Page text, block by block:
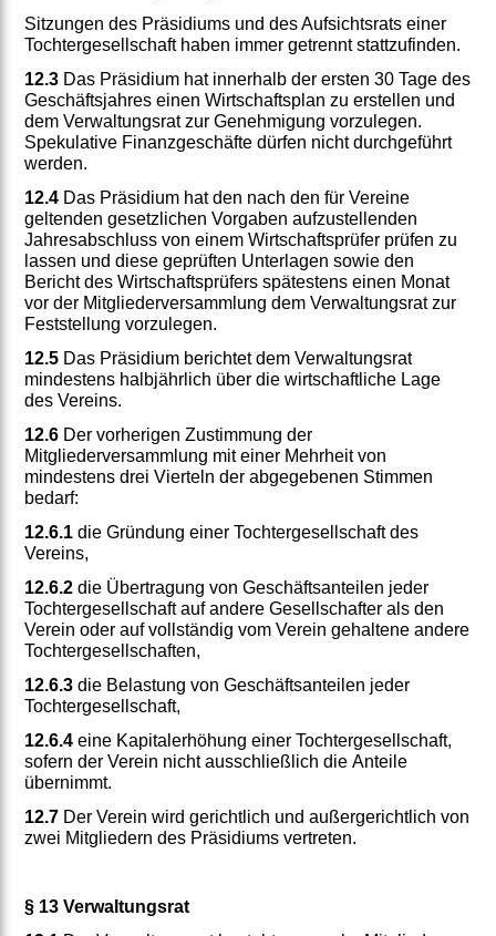
Sitzungen des Präsidiums und des Aufsichtsrats einer
Tochtergesellschaft haben immer getrennt stattzufinden.
12.3 Das Präsidium hat innerhalb der ersten 30 Tage des
Geschäftsjahres einen Wirtschaftsplan zu erstellen und
dem Verwaltungsrat zur Genehmigung vorzulegen.
Spekulative Finanzgeschäfte dürfen nicht durchgeführt
werden.
12.4 Das Präsidium hat den nach den für Vereine
geltenden gesetzlichen Vorgaben aufzustellenden
Jahresabschluss von einem Wirtschaftsprüfer prüfen zu
lassen und diese geprüften Unterlagen sowie den
Bericht des Wirtschaftsprüfers spätestens einen Monat
vor der Mitgliederversammlung dem Verwaltungsrat zur
Feststellung vorzulegen.
12.5 Das Präsidium berichtet dem Verwaltungsrat
mindestens halbjährlich über die wirtschaftliche Lage
des Vereins.
12.6 Der vorherigen Zustimmung der
Mitgliederversammlung mit einer Mehrheit von
mindestens drei Vierteln der abgegebenen Stimmen
bedarf:
12.6.1 die Gründung einer Tochtergesellschaft des
Vereins,
12.6.2 die Übertragung von Geschäftsanteilen jeder
Tochtergesellschaft auf andere Gesellschafter als den
Verein oder auf vollständig vom Verein gehaltene andere
Tochtergesellschaften,
12.6.3 die Belastung von Geschäftsanteilen jeder
Tochtergesellschaft,
12.6.4 eine Kapitalerhöhung einer Tochtergesellschaft,
sofern der Verein nicht ausschließlich die Anteile
übernimmt.
12.7 Der Verein wird gerichtlich und außergerichtlich von
zwei Mitgliedern des Präsidiums vertreten.
§ 13 Verwaltungsrat